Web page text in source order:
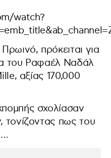
watch?
πρόκειται για
του Ραφαέλ Ναδάλ
αξίας 170,000
σχολίασαν
τονίζοντας πως του